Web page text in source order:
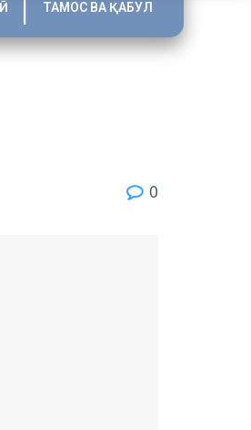
ТАМОС ВА ҚАБУЛ
0